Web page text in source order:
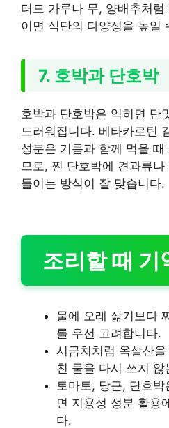
터드 가루나 무, 양배추처
이면 식단의 다양성을 높일
7. 호박과 단호박
호박과 단호박은 익히면 단
드러워집니다. 베타카로틴
성분은 기름과 함께 먹을
므로, 찐 단호박에 견과류
들이는 방식이 잘 맞습니다.
조리할 때 기
물에 오래 삶기보다
를 우선 고려합니다.
시금치처럼 옥살산
친 물을 다시 쓰지
토마토, 당근, 단호
면 지용성 성분 활용
다.